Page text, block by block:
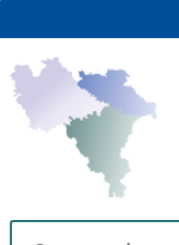
Cerca su "Catalogo"